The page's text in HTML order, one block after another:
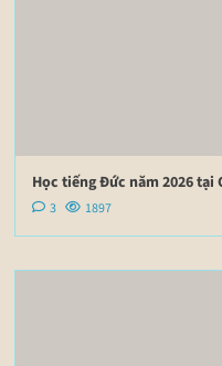
Học tiếng Đức năm 2026 tại
3 1897